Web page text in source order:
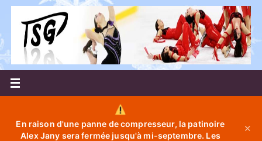
Passer
contenu
En raison d'une panne de compresseur, la patinoire
Alex Jany sera fermée jusqu'à mi-septembre. Les
✕